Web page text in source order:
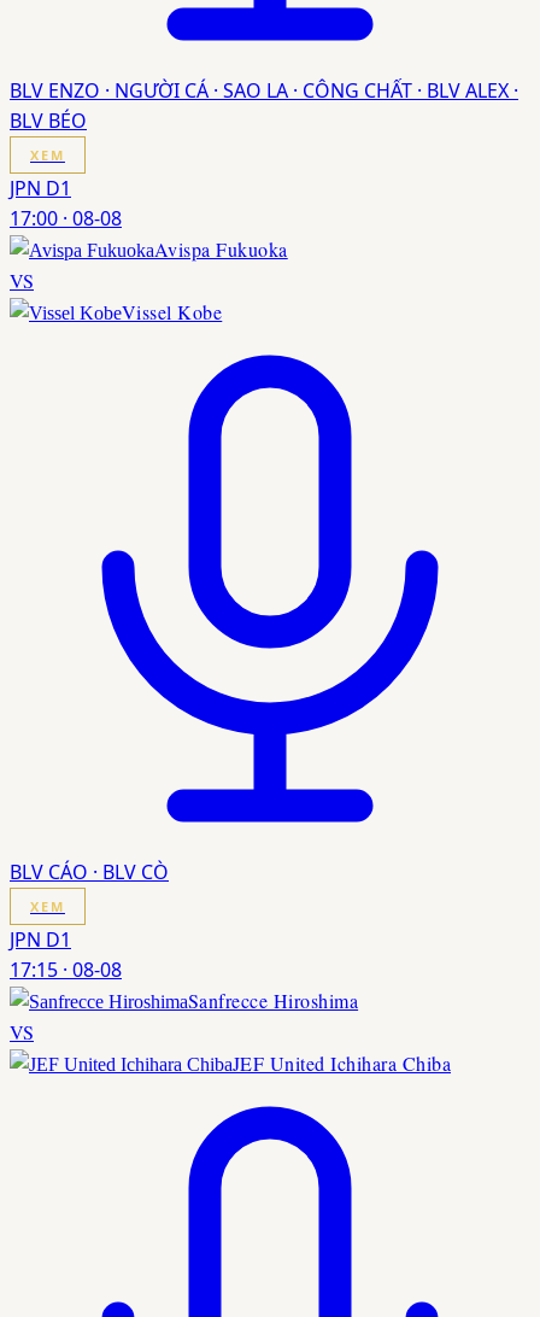
BLV ENZO · NGƯỜI CÁ · SAO LA · CÔNG CHẤT · BLV ALEX ·
BLV BÉO
XEM
JPN D1
17:00 · 08-08
Avispa Fukuoka
VS
Vissel Kobe
BLV CÁO · BLV CÒ
XEM
JPN D1
17:15 · 08-08
Sanfrecce Hiroshima
VS
JEF United Ichihara Chiba